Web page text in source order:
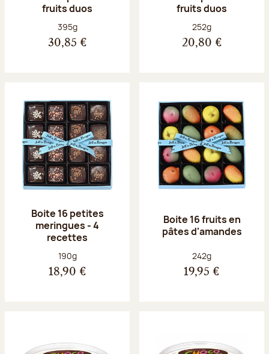
fruits duos
Poids net :
395g
30,85 €
fruits duos
Poids net :
252g
20,80 €
Boite 16 petites
meringues - 4
recettes
Poids net :
190g
18,90 €
Boite 16 fruits en
pâtes d'amandes
Poids net :
242g
19,95 €